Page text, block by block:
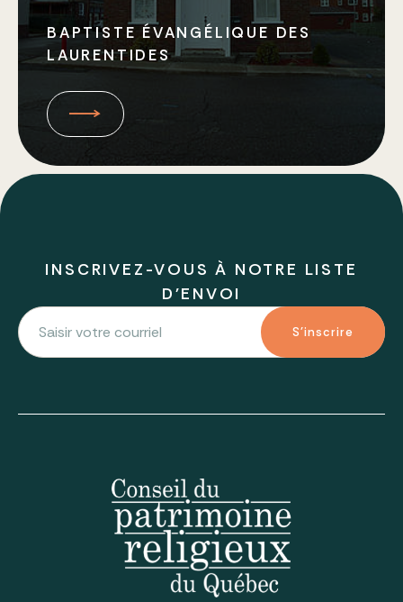
BAPTISTE ÉVANGÉLIQUE DES
LAURENTIDES
INSCRIVEZ-VOUS À NOTRE LISTE
D'ENVOI
S'inscrire